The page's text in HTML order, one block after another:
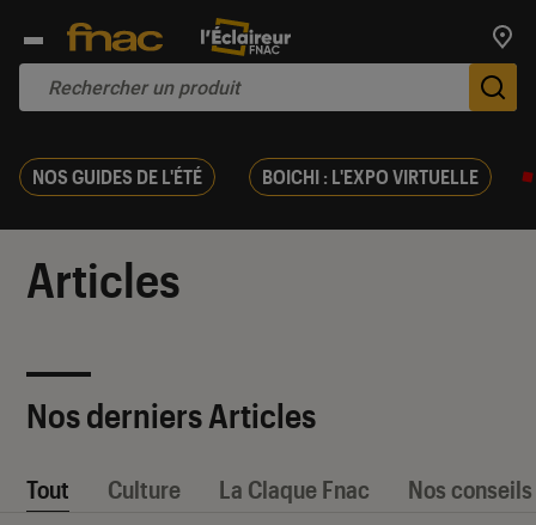
NOS GUIDES DE L'ÉTÉ BOICHI : L'EXPO VIRTUELLE
Articles
Nos derniers Articles
Tout Culture La Claque Fnac Nos conseils